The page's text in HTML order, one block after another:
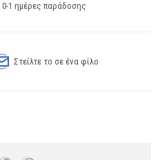
0-1 ημέρες παράδοσης
Στείλτε το σε ένα φίλο